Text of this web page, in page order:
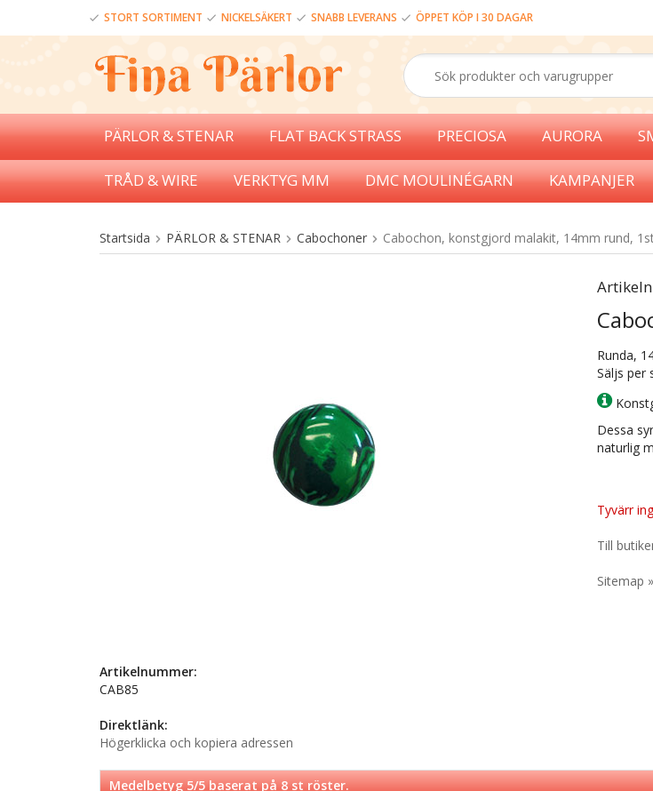
STORT SORTIMENT NICKELSÄKERT SNABB LEVERANS ÖPPET KÖP I 30 DAGAR
PÄRLOR & STENAR FLAT BACK STRASS PRECIOSA AURORA
TRÅD & WIRE VERKTYG MM DMC MOULINÉGARN KAMPANJER
Startsida PÄRLOR & STENAR Cabochoner Cabochon, konstgjord malakit, 14mm rund,
Runda,
Säljs per
Dessa
naturlig
Tyvärr
Till
Sitemap »
Artikelnummer:
CAB85
Direktlänk:
Högerklicka och kopiera adressen
Medelbetyg5/5 baserat på8st röster.